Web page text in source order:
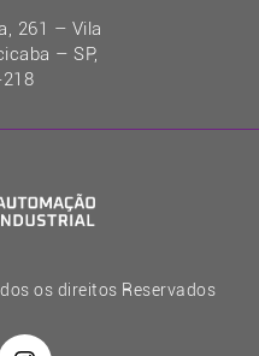
261 – Vila
– SP,
os direitos Reservados